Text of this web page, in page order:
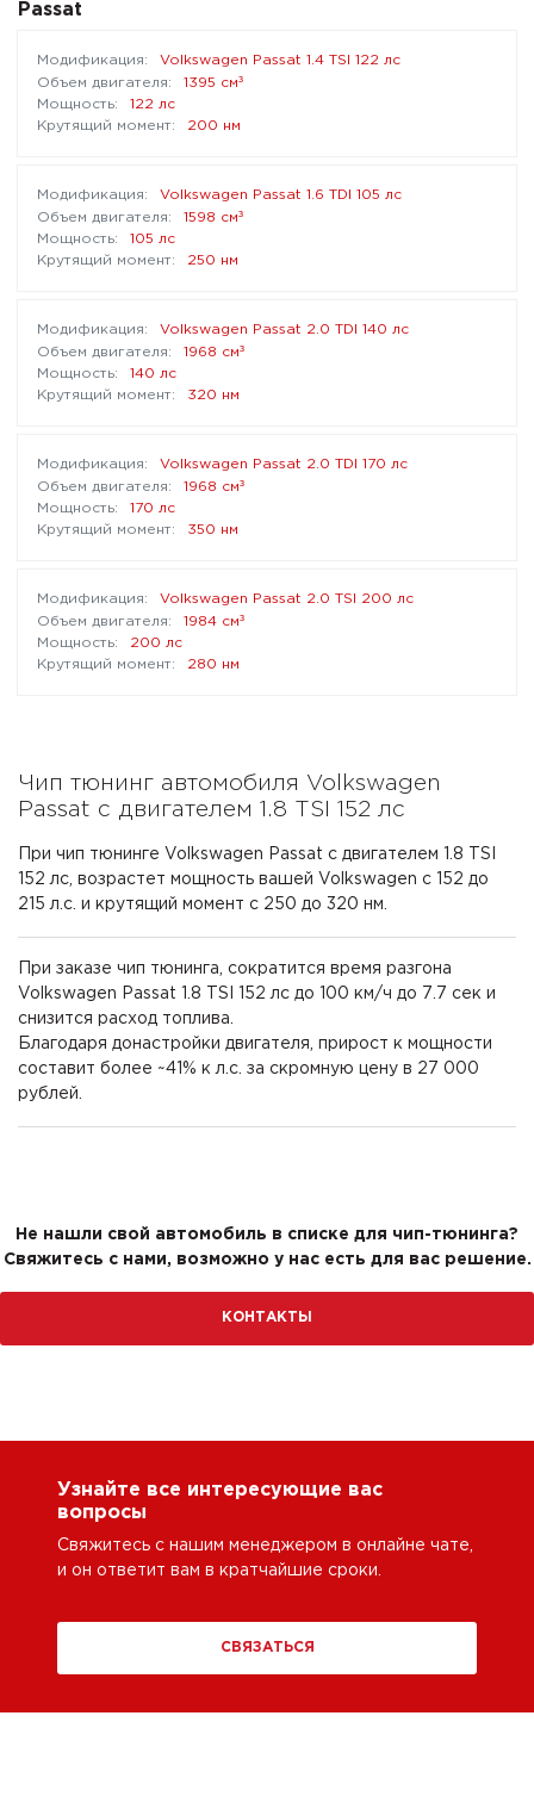
Passat
Volkswagen Passat 1.4 TSI 122 лс
1395 см³
122 лс
200 нм
Volkswagen Passat 1.6 TDI 105 лс
1598 см³
105 лс
250 нм
Volkswagen Passat 2.0 TDI 140 лс
1968 см³
140 лс
320 нм
Volkswagen Passat 2.0 TDI 170 лс
1968 см³
170 лс
350 нм
Volkswagen Passat 2.0 TSI 200 лс
1984 см³
200 лс
280 нм
Чип тюнинг автомобиля Volkswagen
Passat с двигателем 1.8 TSI 152 лс
При чип тюнинге Volkswagen Passat с двигателем 1.8 TSI
152 лс, возрастет мощность вашей Volkswagen с 152 до
215 л.с. и крутящий момент с 250 до 320 нм.
При заказе чип тюнинга, сократится время разгона
Volkswagen Passat 1.8 TSI 152 лс до 100 км/ч до 7.7 сек и
снизится расход топлива.
Благодаря донастройки двигателя, прирост к мощности
составит более ~41% к л.с. за скромную цену в 27 000
рублей.
Не нашли свой автомобиль в списке для чип-тюнинга?
Свяжитесь с нами, возможно у нас есть для вас решение.
КОНТАКТЫ
Узнайте все интересующие вас
вопросы
Свяжитесь с нашим менеджером в онлайне чате,
и он ответит вам в кратчайшие сроки.
СВЯЗАТЬСЯ